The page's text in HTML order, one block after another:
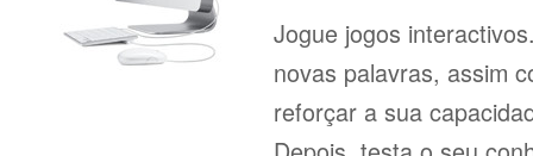
Jogue jogos
novas palavras, assim
reforçar a sua